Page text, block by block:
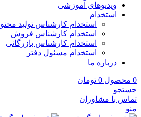
ویدیوهای آموزشی
استخدام
استخدام کارشناس تولید محتوا
استخدام کارشناس فروش
استخدام کارشناس بازرگانی
استخدام مسئول دفتر
درباره ما
0 محصول 0 تومان
جستجو
تماس با مشاوران
منو